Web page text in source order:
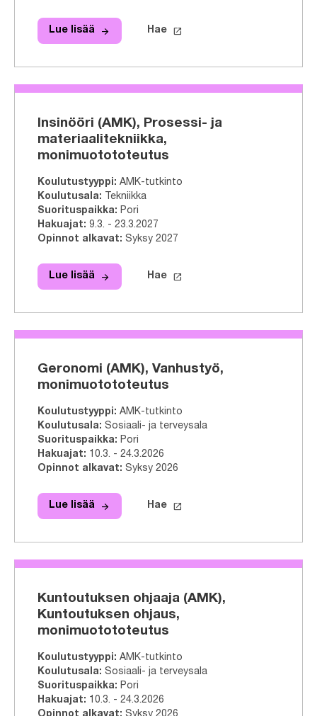
Lue lisää Insinööri (AMK), Sähkö- ja
Lue lisää arrow_forward
Hae tähän tutkinto-
Hae launch
Insinööri (AMK), Prosessi- ja
materiaalitekniikka,
monimuotototeutus
Koulutustyyppi: AMK-tutkinto
Koulutusala:
Tekniikka
Suorituspaikka: Pori
Hakuajat: 9.3. - 23.3.2027
Opinnot alkavat: Syksy 2027
Lue lisää Insinööri (AMK), Prosessi- ja
Lue lisää arrow_forward
Hae tähän tutkinto-
Hae launch
Geronomi (AMK), Vanhustyö,
monimuotototeutus
Koulutustyyppi: AMK-tutkinto
Koulutusala: Sosiaali- ja terveysala
Suorituspaikka: Pori
Hakuajat: 10.3. - 24.3.2026
Opinnot alkavat: Syksy 2026
Lue lisää Geronomi (AMK), Vanhustyö,
Lue lisää arrow_forward
Hae tähän tutkinto-
Hae launch
Kuntoutuksen ohjaaja (AMK),
Kuntoutuksen ohjaus,
monimuotototeutus
Koulutustyyppi: AMK-tutkinto
Koulutusala: Sosiaali- ja terveysala
Suorituspaikka: Pori
Hakuajat: 10.3. - 24.3.2026